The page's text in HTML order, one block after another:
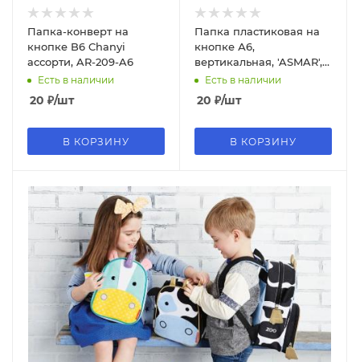
Папка-конверт на
кнопке B6 Chanyi
ассорти, AR-209-A6
Есть в наличии
20 ₽/шт
В КОРЗИНУ
Папка пластиковая на
кнопке А6,
вертикальная, 'ASMAR',
155х115 мм, ассорти
цвета, AR-403-A6
Есть в наличии
20 ₽/шт
В КОРЗИНУ